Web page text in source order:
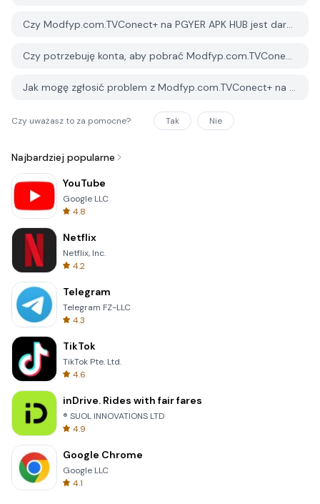
Czy Modfyp.com.TVConect+ na PGYER APK HUB jest darmowy do pobrania?
Czy potrzebuję konta, aby pobrać Modfyp.com.TVConect+ z PGYER APK HUB?
Jak mogę zgłosić problem z Modfyp.com.TVConect+ na PGYER APK HUB?
Czy uważasz to za pomocne? Tak Nie
Najbardziej popularne
YouTube
Google LLC
4.8
Netflix
Netflix, Inc.
4.2
Telegram
Telegram FZ-LLC
4.3
TikTok
TikTok Pte. Ltd.
4.6
inDrive. Rides with fair fares
® SUOL INNOVATIONS LTD
4.9
Google Chrome
Google LLC
4.1